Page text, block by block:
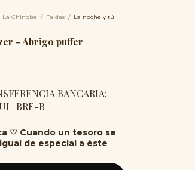
La Chinoise / Faldas / La noche y tú |
- Abrigo puffer
BANCARIA:
| BRE-B
♡ Cuando un tesoro se
de especial a éste